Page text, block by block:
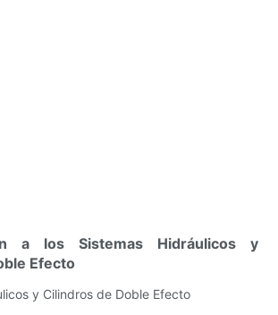
a los Sistemas Hidráulicos y
Efecto
y Cilindros de Doble Efecto